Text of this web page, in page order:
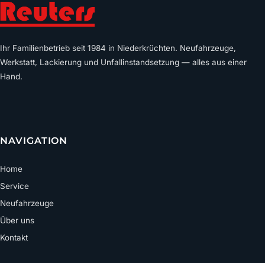
Ihr Familienbetrieb seit 1984 in Niederkrüchten. Neufahrzeuge,
Werkstatt, Lackierung und Unfallinstandsetzung — alles aus einer
Hand.
NAVIGATION
Home
Service
Neufahrzeuge
Über uns
Kontakt